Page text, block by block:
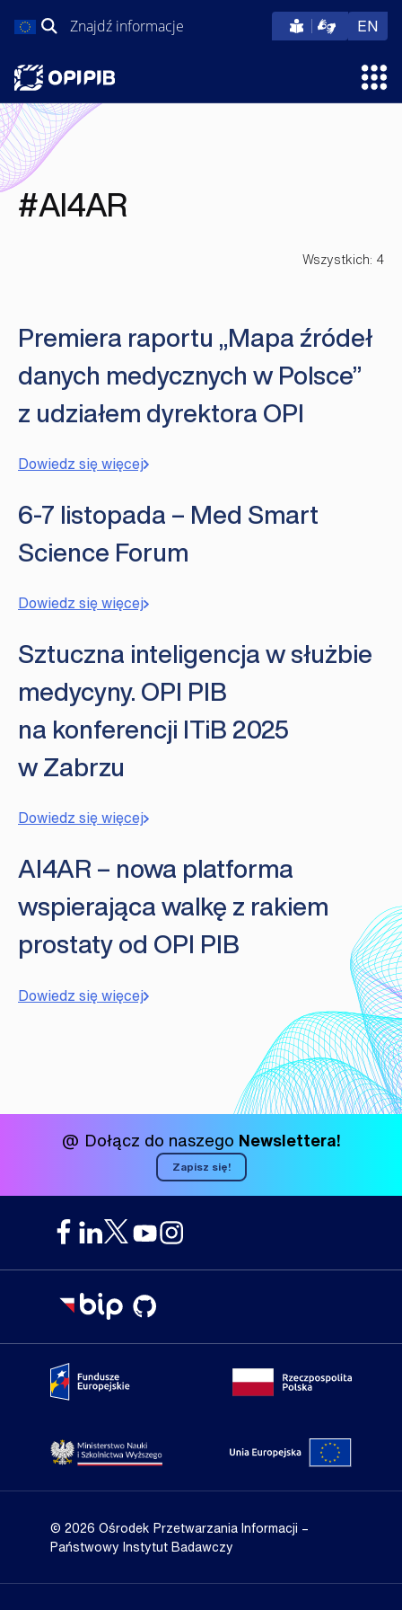
do
Szukaj: EN
#AI4AR
Wszystkich: 4
Premiera raportu „Mapa źródeł
danych medycznych w Polsce”
z udziałem dyrektora OPI
Dowiedz się więcej
6-7 listopada – Med Smart
Science Forum
Dowiedz się więcej
Sztuczna inteligencja w służbie
medycyny. OPI PIB
na konferencji ITiB 2025
w Zabrzu
Dowiedz się więcej
AI4AR – nowa platforma
wspierająca walkę z rakiem
prostaty od OPI PIB
Dowiedz się więcej
@ Dołącz do naszego Newslettera!
Zapisz się!
Portal Fundusze Europejskie Portal
Strona Ministerstwa Nauki i Szkolnictwa WyższegoPortal
© 2026 Ośrodek Przetwarzania Informacji –
Państwowy Instytut Badawczy